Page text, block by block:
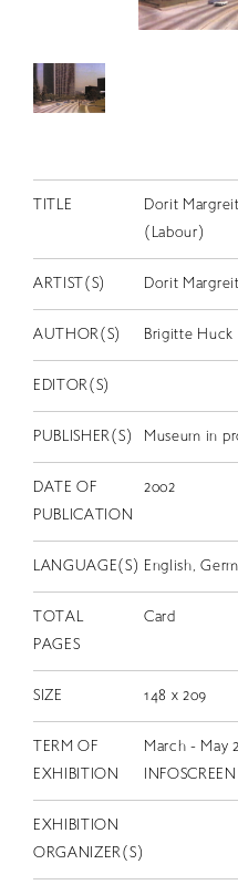
RETRACE
出演者
スカラシップ受賞者
CONTACT
JP
EN
TITLE
Dorit
(Labour)
ARTIST(S) Dorit
AUTHOR(S) Brigitte Huck
EDITOR(S)
PUBLISHER(S) Museum in
DATE OF
PUBLICATION
2002
LANGUAGE(S) English,
TOTAL
PAGES
Card
SIZE 148 x 209
TERM OF
EXHIBITION
March - May
EXHIBITION
ORGANIZER(S)